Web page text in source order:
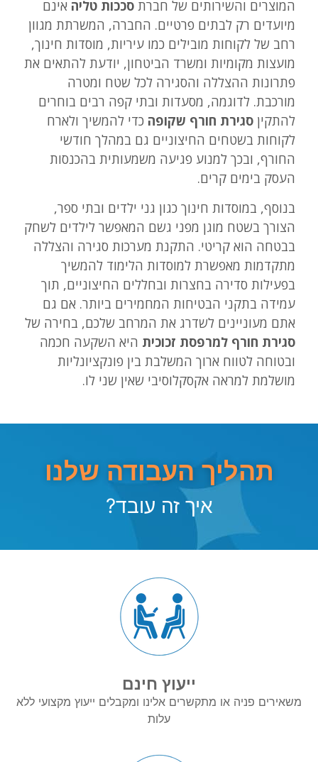
המוצרים והשירותים של חברתסככות טליה אינם
מיועדים רק לבתים פרטיים. החברה, המשרתת מגוון
רחב של לקוחות מובילים כמו עיריות, מוסדות חינוך,
מועצות מקומיות ומשרד הביטחון, יודעת להתאים את
פתרונות ההצללה והסגירה לכל שטח ומטרה
מורכבת. לדוגמה, מסעדות ובתי קפה רבים בוחרים
להתקיןסגירת חורף שקופה כדי להמשיך ולארח
לקוחות בשטחים החיצוניים גם במהלך חודשי
החורף, ובכך למנוע פגיעה משמעותית בהכנסות
העסק בימים קרים.
בנוסף, במוסדות חינוך כגון גני ילדים ובתי ספר,
הצורך בשטח מוגן מפני גשם המאפשר לילדים לשחק
בבטחה הוא קריטי. התקנת מערכות סגירה והצללה
מתקדמות מאפשרת למוסדות הלימוד להמשיך
בפעילות סדירה בחצרות ובחללים החיצוניים, תוך
עמידה בתקני הבטיחות המחמירים ביותר. אם גם
אתם מעוניינים לשדרג את המרחב שלכם, בחירה של
סגירת חורף למרפסת זכוכית היא השקעה חכמה
ובטוחה לטווח ארוך המשלבת בין פונקציונליות
מושלמת למראה אקסקלוסיבי שאין שני לו.
תהליך העבודה שלנו
איך זה עובד?
ייעוץ חינם
משאירים פניה או מתקשרים אלינו ומקבלים ייעוץ מקצועי ללא
עלות